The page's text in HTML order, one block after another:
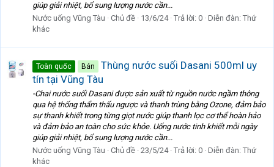
giúp giải nhiệt, bổ sung lượng nước cần...
Nước uống Vũng Tàu
Chủ đề 13/6/24 Trả lời: 0 Diễn đàn: Thứ
khác
Toàn quốc Bán
Thùng nước suối Dasani 500ml uy
tín tại Vũng Tàu
-Chai nước suối Dasani được sản xuất từ nguồn nước ngầm thông
qua hệ thống thẩm thấu ngược và thanh trùng bằng Ozone, đảm bảo
sự thanh khiết trong từng giọt nước giúp thanh lọc cơ thể hoàn hảo
và đảm bảo an toàn cho sức khỏe. Uống nước tinh khiết mỗi ngày
giúp giải nhiệt, bổ sung lượng nước cần...
Nước uống Vũng Tàu
Chủ đề 23/5/24 Trả lời: 0 Diễn đàn: Thứ
khác